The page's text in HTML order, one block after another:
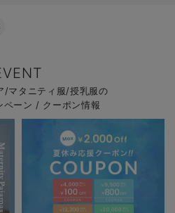
/マタニティ服/授乳服の
ペーン / クーポン情報